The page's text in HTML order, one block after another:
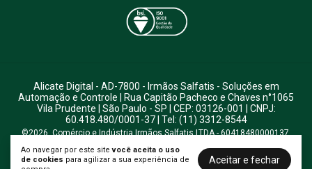
Ao navegar por este sitevocê aceita o uso
de cookies para agilizar a sua experiência de
Aceitar e fechar
Alicate Digital - AD-7800 - Irmãos Salfatis - Soluções em
Automação e Controle | Rua Capitão Pacheco e Chaves n°1065
Vila Prudente | São Paulo - SP | CEP: 03126-001 | CNPJ:
60.418.480/0001-37 | Tel: (11) 3312-8544
©2026. Comércio e Indústria Irmãos Salfatis LTDA - 60418480000137.